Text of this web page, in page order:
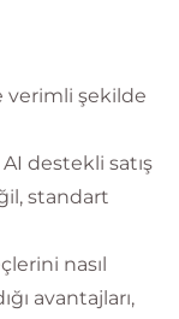
verimli şekilde
destekli satış
standart
nasıl
avantajları,